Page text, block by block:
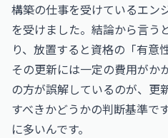
構築の仕事を受けているエン
を受けました。結論から言う
り、放置すると資格の「有意
その更新には一定の費用がか
の方が誤解しているのが、更
すべきかどうかの判断基準で
に多いんです。